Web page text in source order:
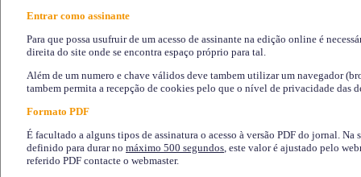
Entrar como assinante
Para que possa usufruir de um acesso de assinante na edição online é
direita do site onde se encontra espaço próprio para tal.
Além de um numero e chave válidos deve tambem utilizar um navegador
tambem permita a recepção de cookies pelo que o nível de privacidade das
Formato PDF
É facultado a alguns tipos de assinatura o acesso à versão PDF do jornal. Na
definido para durar no máximo 500 segundos, este valor é ajustado pelo
referido PDF contacte o webmaster.